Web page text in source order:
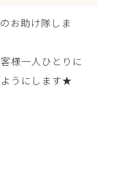
お助け隊しま
様一人ひとりに
うにします★